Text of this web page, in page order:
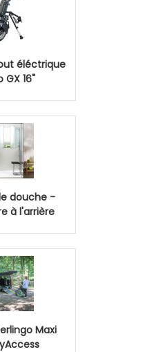
éléctrique
GX 16"
douche -
à l'arrière
Maxi